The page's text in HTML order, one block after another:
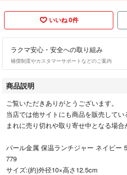
いいね 0件
ラクマ安心・安全への取り組み
補償制度やカスタマーサポートなどのご案内
商品説明
ご覧いただきありがとうございます。
当店では他サイトにも商品を販売してい
まれに売り切れや取り寄せ中となる場合
パール金属 保温ランチジャー ネイビー
779
サイズ:(約)外径10×高さ12.5cm